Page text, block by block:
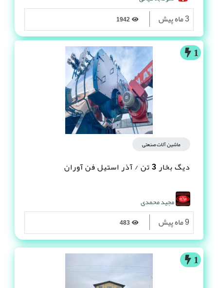
3 ماه پیش
1
ماشین آلات صنعتی
دیگ بخار 3 تن / آذر استیل فن آوران
مجید محمدی
9 ماه پیش
1